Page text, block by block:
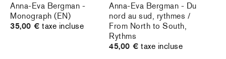
Anna-Eva Bergman -
Monograph (EN)
35,00 € taxe incluse
Anna-Eva Bergman - Du
nord au sud, rythmes /
From North to South,
Rythms
45,00 € taxe incluse